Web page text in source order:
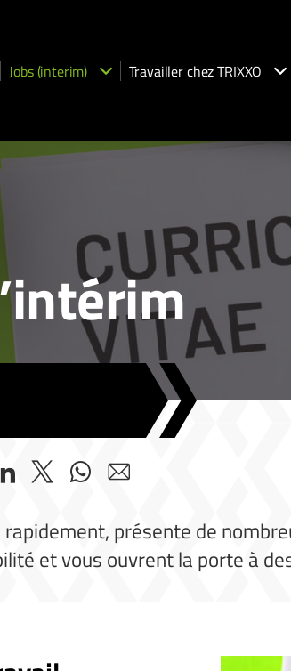
Jobs (interim) Travailler chez TRIXXO
présente de
et vous ouvrent la porte à